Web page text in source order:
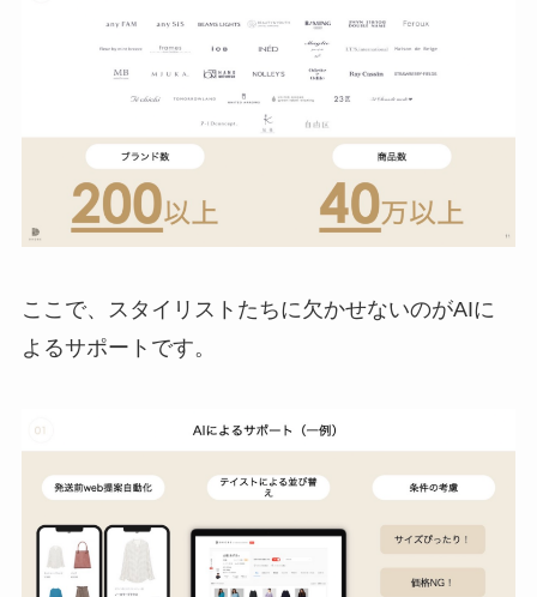
ここで、スタイリストたちに欠かせないのがAIに
よるサポートです。